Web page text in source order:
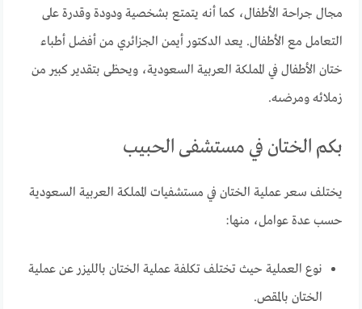
مجال جراحة الأطفال، كما أنه يتمتع بشخصية ودودة وقدرة على
التعامل مع الأطفال. يعد الدكتور أيمن الجزائري من أفضل أطباء
ختان الأطفال في المملكة العربية السعودية، ويحظى بتقدير كبير من
زملائه ومرضىه.
بكم الختان في مستشفى الحبيب
يختلف سعر عملية الختان في مستشفيات المملكة العربية السعودية
حسب عدة عوامل، منها:
نوع العملية حيث تختلف تكلفة عملية الختان بالليزر عن عملية
الختان بالمقص.